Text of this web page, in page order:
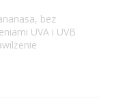
bez
UVA i UVB